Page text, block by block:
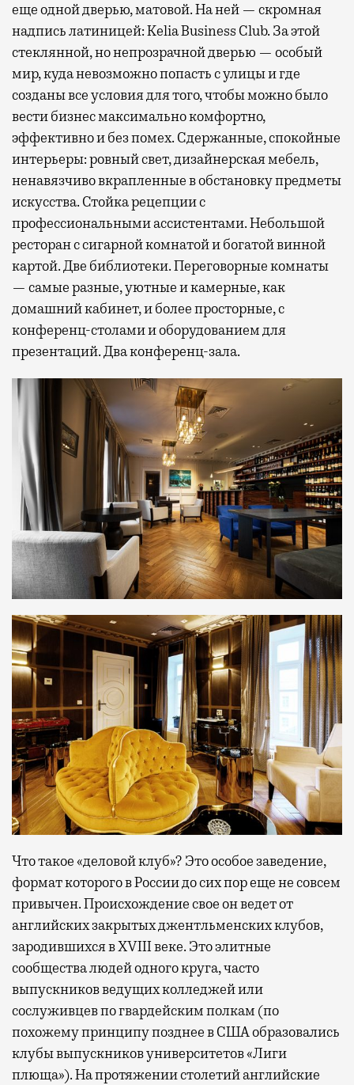
еще одной дверью, матовой. На ней — скромная
надпись латиницей: Kelia Business Club. За этой
стеклянной, но непрозрачной дверью — особый
мир, куда невозможно попасть с улицы и где
созданы все условия для того, чтобы можно было
вести бизнес максимально комфортно,
эффективно и без помех. Сдержанные, спокойные
интерьеры: ровный свет, дизайнерская мебель,
ненавязчиво вкрапленные в обстановку предметы
искусства. Стойка рецепции с
профессиональными ассистентами. Небольшой
ресторан с сигарной комнатой и богатой винной
картой. Две библиотеки. Переговорные комнаты
— самые разные, уютные и камерные, как
домашний кабинет, и более просторные, с
конференц-столами и оборудованием для
презентаций. Два конференц-зала.
Что такое «деловой клуб»? Это особое заведение,
формат которого в России до сих пор еще не совсем
привычен. Происхождение свое он ведет от
английских закрытых джентльменских клубов,
зародившихся в XVIII веке. Это элитные
сообщества людей одного круга, часто
выпускников ведущих колледжей или
сослуживцев по гвардейским полкам (по
похожему принципу позднее в США образовались
клубы выпускников университетов «Лиги
плюща»). На протяжении столетий английские